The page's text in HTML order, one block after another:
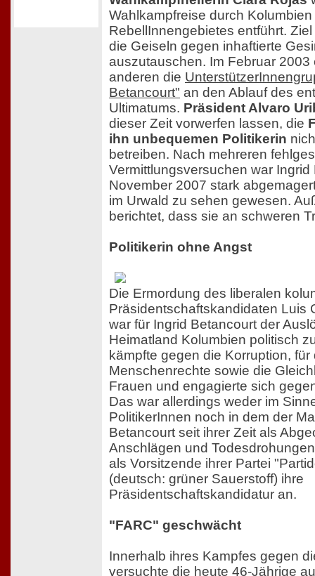
Wahlkampfreise durch
RebellInnengebietes entführt.
die Geiseln gegen inhaftierte
auszutauschen. Im Februar 2003
anderen die
Betancourt" an den Ablauf des
Ultimatums. Präsident Alvaro
dieser Zeit vorwerfen lassen, die
ihn unbequemen Politikerin
betreiben. Nach mehreren
Vermittlungsversuchen war
November 2007 stark
im Urwald zu sehen gewesen.
berichtet, dass sie an schweren
Politikerin ohne Angst
Die Ermordung des liberalen
Präsidentschaftskandidaten Luis
war für Ingrid Betancourt der
Heimatland Kolumbien politisch
kämpfte gegen die Korruption,
Menschenrechte sowie die
Frauen und engagierte sich
Das war allerdings weder im
PolitikerInnen noch in dem der
Betancourt seit ihrer Zeit als
Anschlägen und
als Vorsitzende ihrer Partei
(deutsch: grüner Sauerstoff) ihre
Präsidentschaftskandidatur an.
"FARC" geschwächt
Innerhalb ihres Kampfes gegen
versuchte die heute 46-Jährige